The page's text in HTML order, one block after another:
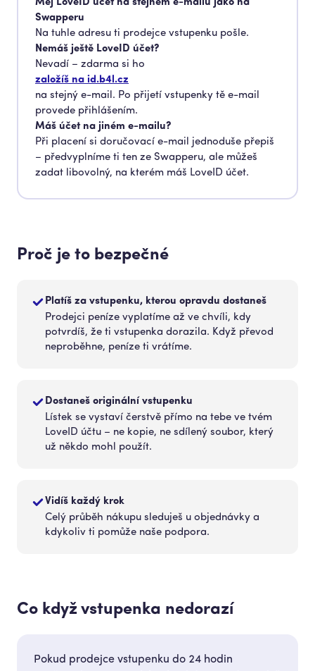
Měj LoveID účet na stejném e-mailu jako na
Swapperu
Na tuhle adresu ti prodejce vstupenku pošle.
Nemáš ještě LoveID účet?
Nevadí – zdarma si ho
založíš na id.b4l.cz
na stejný e-mail. Po přijetí vstupenky tě e-mail
provede přihlášením.
Máš účet na jiném e-mailu?
Při placení si doručovací e-mail jednoduše přepiš
– předvyplníme ti ten ze Swapperu, ale můžeš
zadat libovolný, na kterém máš LoveID účet.
Proč je to bezpečné
Platíš za vstupenku, kterou opravdu dostaneš
Prodejci peníze vyplatíme až ve chvíli, kdy
potvrdíš, že ti vstupenka dorazila. Když převod
neproběhne, peníze ti vrátíme.
Dostaneš originální vstupenku
Lístek se vystaví čerstvě přímo na tebe ve tvém
LoveID účtu – ne kopie, ne sdílený soubor, který
už někdo mohl použít.
Vidíš každý krok
Celý průběh nákupu sleduješ u objednávky a
kdykoliv ti pomůže naše podpora.
Co když vstupenka nedorazí
Pokud prodejce vstupenku do 24 hodin